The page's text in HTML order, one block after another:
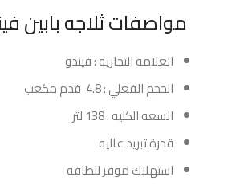
مواصفات ثلاجه بابين فيندو 4.8 قدم
العلامه التجاريه : فيندو
الحجم الفعلي : 4.8 قدم مكعب
السعه الكليه : 138 لتر
قدرة تبريد عاليه
استهلاك موفر للطاقه